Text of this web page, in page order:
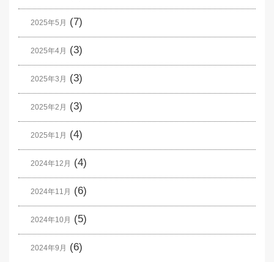
2025年5月 (7)
2025年4月 (3)
2025年3月 (3)
2025年2月 (3)
2025年1月 (4)
2024年12月 (4)
2024年11月 (6)
2024年10月 (5)
2024年9月 (6)